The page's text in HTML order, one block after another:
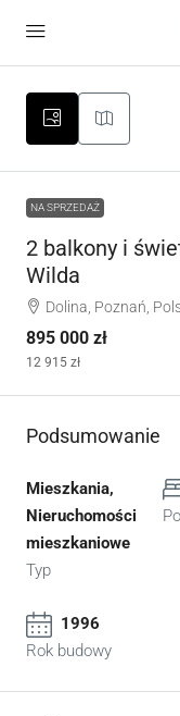
NA SPRZEDAŻ
2 balkony i
Wilda
Dolina, Poznań,
895 000 zł
12 915 zł
Podsumowanie
Mieszkania,
Nieruchomości
mieszkaniowe
Typ
1996
Rok budowy